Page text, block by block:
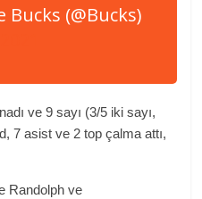
Bucks (@Bucks)
ve 9 sayı (3/5 iki sayı,
7 asist ve 2 top çalma attı,
Randolph ve